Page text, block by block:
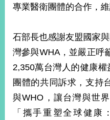
告
隱
私
權
護
及
資
訊
安
專業醫衛團體的合作，維
石部長也感謝友盟國家
灣參與WHA，並嚴正呼
2,350萬台灣人的健康
團體的共同訴求，支持
與WHO，讓台灣與世
「攜手重塑全球健康